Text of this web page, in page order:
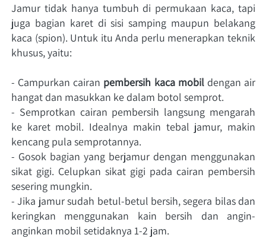
Jamur tidak hanya tumbuh di permukaan kaca, tapi
juga bagian karet di sisi samping maupun belakang
kaca (spion). Untuk itu Anda perlu menerapkan teknik
khusus, yaitu:
- Campurkan cairan pembersih kaca mobil dengan air
hangat dan masukkan ke dalam botol semprot.
- Semprotkan cairan pembersih langsung mengarah
ke karet mobil. Idealnya makin tebal jamur, makin
kencang pula semprotannya.
- Gosok bagian yang berjamur dengan menggunakan
sikat gigi. Celupkan sikat gigi pada cairan pembersih
sesering mungkin.
- Jika jamur sudah betul-betul bersih, segera bilas dan
keringkan menggunakan kain bersih dan angin-
anginkan mobil setidaknya 1-2 jam.